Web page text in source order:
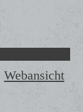
Webansicht